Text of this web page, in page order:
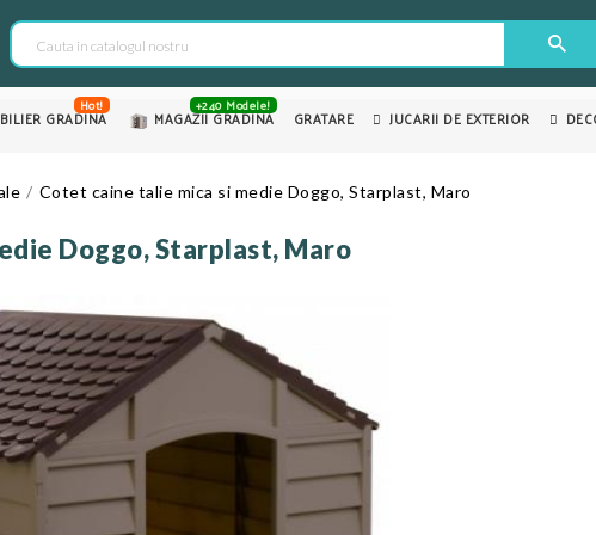
GRADINA
Hot!
MAGAZII GRADINA
+240 Modele!
GRATARE JUCARII DE EXTERIOR
Cotet caine talie mica si medie Doggo, Starplast, Maro
Doggo, Starplast, Maro